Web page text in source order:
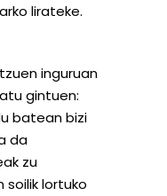
lirateke.
inguruan
gintuen:
batean bizi
da
zu
lortuko